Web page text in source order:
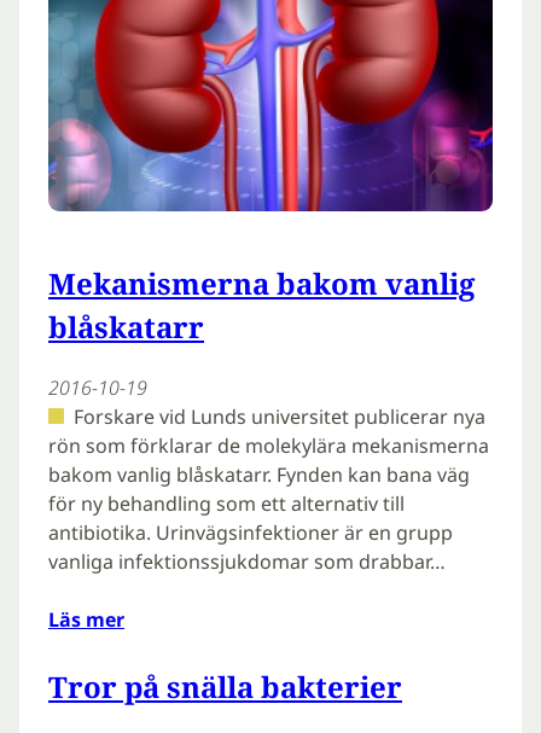
Mekanismerna bakom vanlig
blåskatarr
2016-10-19
Forskare vid Lunds universitet publicerar nya
rön som förklarar de molekylära mekanismerna
bakom vanlig blåskatarr. Fynden kan bana väg
för ny behandling som ett alternativ till
antibiotika. Urinvägsinfektioner är en grupp
vanliga infektionssjukdomar som drabbar…
Läs mer
Tror på snälla bakterier